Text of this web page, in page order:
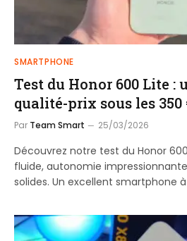
SMARTPHONE
Test du Honor 600 Lite :
qualité-prix sous les 350
Par Team Smart 25/03/2026
Découvrez notre test du Honor 600
fluide, autonomie
solides. Un excellent smartphone